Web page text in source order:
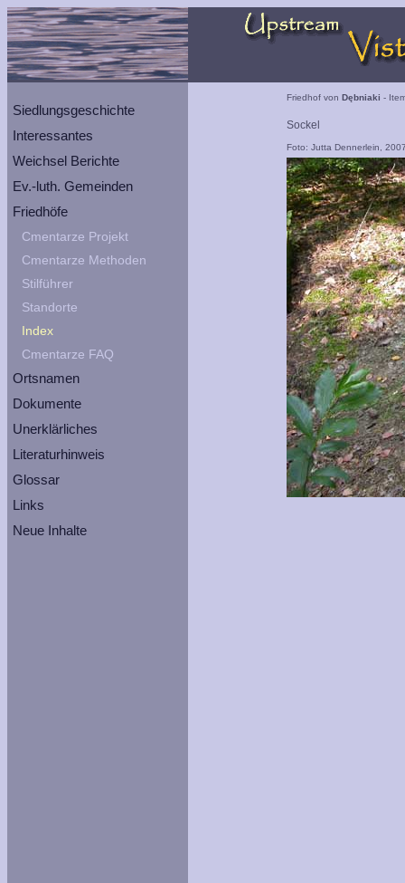
Siedlungsgeschichte
Interessantes
Weichsel Berichte
Ev.-luth. Gemeinden
Friedhöfe
Cmentarze Projekt
Cmentarze Methoden
Stilführer
Standorte
Index
Cmentarze FAQ
Ortsnamen
Dokumente
Unerklärliches
Literaturhinweis
Glossar
Links
Neue Inhalte
Friedhof von Dębniaki -
Sockel
Foto: Jutta Dennerlein,